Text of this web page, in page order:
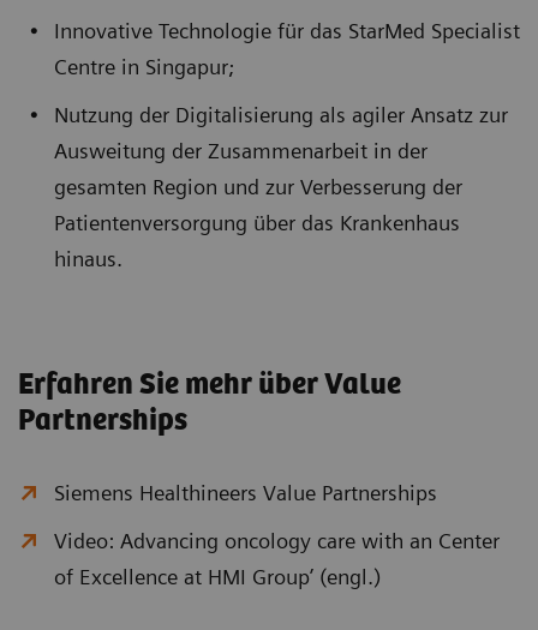
Innovative Technologie für das StarMed Specialist
Centre in Singapur;
Nutzung der Digitalisierung als agiler Ansatz zur
Ausweitung der Zusammenarbeit in der
gesamten Region und zur Verbesserung der
Patientenversorgung über das Krankenhaus
hinaus.
Erfahren Sie mehr über Value
Partnerships
Siemens Healthineers Value Partnerships
Video: Advancing oncology care with an Center
of Excellence at HMI Group’ (engl.)